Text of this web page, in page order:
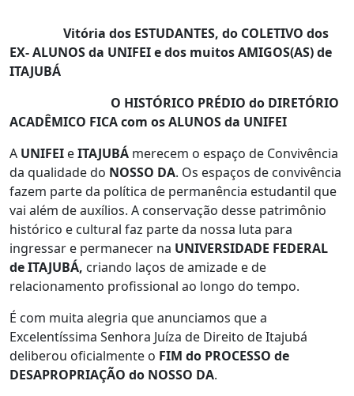
Vitória dos ESTUDANTES, do COLETIVO dos
EX- ALUNOS da UNIFEI e dos muitos AMIGOS(AS) de
ITAJUBÁ
O HISTÓRICO PRÉDIO do DIRETÓRIO
ACADÊMICO FICA com os ALUNOS da UNIFEI
A UNIFEI eITAJUBÁ merecem o espaço de Convivência
da qualidade do NOSSO DA. Os espaços de convivência
fazem parte da política de permanência estudantil que
vai além de auxílios. A conservação desse patrimônio
histórico e cultural faz parte da nossa luta para
ingressar e permanecer na UNIVERSIDADE FEDERAL
de ITAJUBÁ, criando laços de amizade e de
relacionamento profissional ao longo do tempo.
É com muita alegria que anunciamos que a
Excelentíssima Senhora Juíza de Direito de Itajubá
deliberou oficialmente o FIM do PROCESSO de
DESAPROPRIAÇÃO do NOSSO DA.